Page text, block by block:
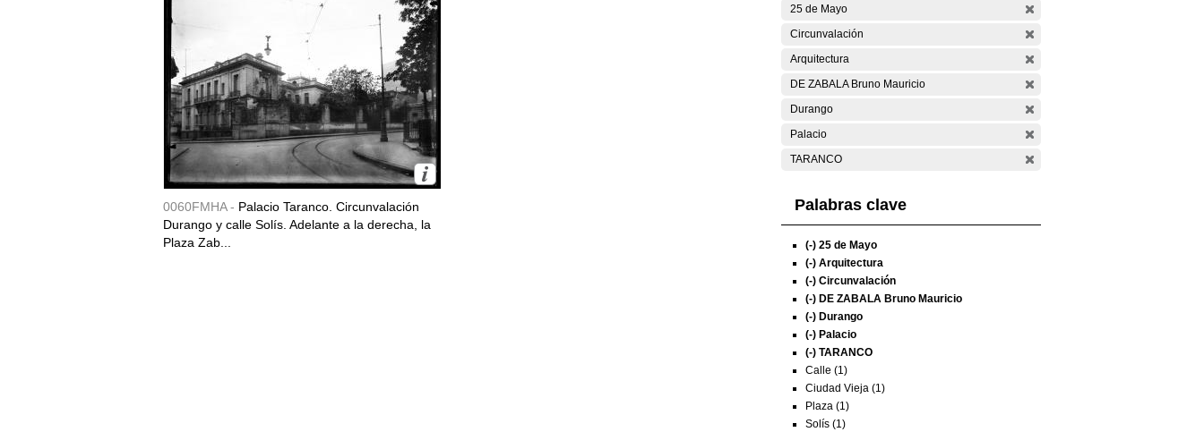
0060FMHA - Palacio Taranco. Circunvalación
Durango y calle Solís. Adelante a la derecha, la
Plaza Zab...
25 de Mayo
Circunvalación
Arquitectura
DE ZABALA Bruno Mauricio
Durango
Palacio
TARANCO
Palabras clave
(-) 25 de Mayo
(-) Arquitectura
(-) Circunvalación
(-) DE ZABALA Bruno Mauricio
(-) Durango
(-) Palacio
(-) TARANCO
Calle (1)
Ciudad Vieja (1)
Plaza (1)
Solís (1)